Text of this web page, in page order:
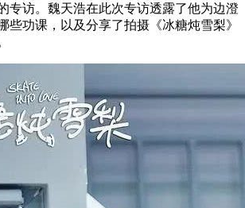
专访。魏天浩在此次专访透露了他为边澄
些功课，以及分享了拍摄《冰糖炖雪梨》